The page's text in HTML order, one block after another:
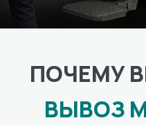
ПОЧЕМУ
ВЫВОЗ